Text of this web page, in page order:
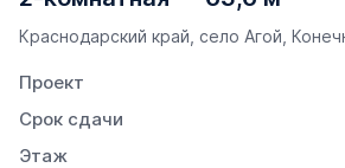
Краснодарский край, село Агой,
Проект
Срок сдачи
Этаж